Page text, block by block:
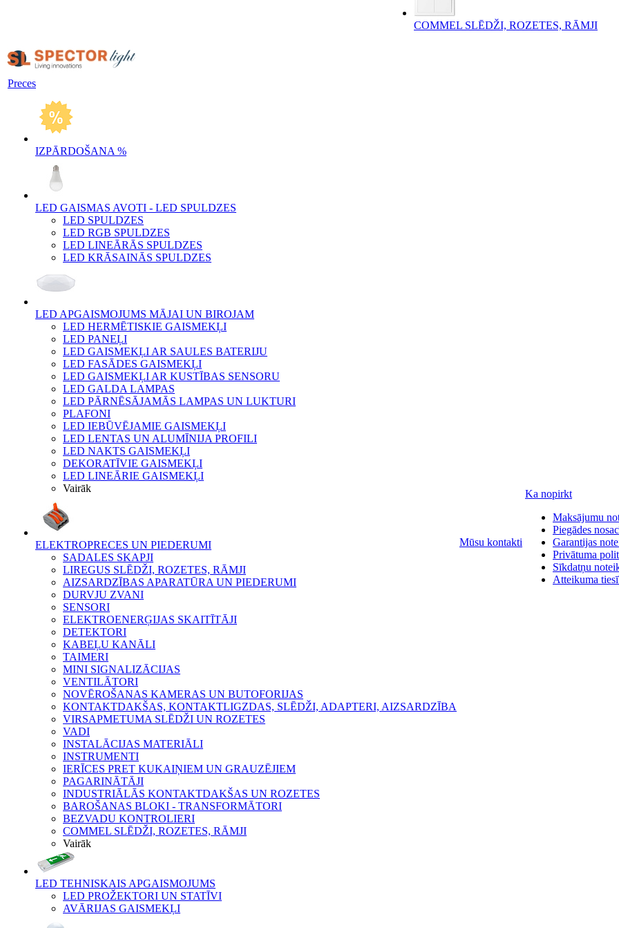
COMMEL SLĒDŽI, ROZETES, RĀMJI
Preces
IZPĀRDOŠANA %
LED GAISMAS AVOTI - LED SPULDZES
LED SPULDZES
LED RGB SPULDZES
LED LINEĀRĀS SPULDZES
LED KRĀSAINĀS SPULDZES
LED APGAISMOJUMS MĀJAI UN BIROJAM
LED HERMĒTISKIE GAISMEKĻI
LED PANEĻI
LED GAISMEKĻI AR SAULES BATERIJU
LED FASĀDES GAISMEKĻI
LED GAISMEKĻI AR KUSTĪBAS SENSORU
LED GALDA LAMPAS
LED PĀRNĒSĀJAMĀS LAMPAS UN LUKTURI
PLAFONI
LED IEBŪVĒJAMIE GAISMEKĻI
LED LENTAS UN ALUMĪNIJA PROFILI
LED NAKTS GAISMEKĻI
DEKORATĪVIE GAISMEKĻI
LED LINEĀRIE GAISMEKĻI
Vairāk
ELEKTROPRECES UN PIEDERUMI
SADALES SKAPJI
LIREGUS SLĒDŽI, ROZETES, RĀMJI
AIZSARDZĪBAS APARATŪRA UN PIEDERUMI
DURVJU ZVANI
SENSORI
ELEKTROENERĢIJAS SKAITĪTĀJI
DETEKTORI
KABEĻU KANĀLI
TAIMERI
MINI SIGNALIZĀCIJAS
VENTILĀTORI
NOVĒROŠANAS KAMERAS UN BUTOFORIJAS
KONTAKTDAKŠAS, KONTAKTLIGZDAS, SLĒDŽI, ADAPTERI, AIZSARDZĪBA
VIRSAPMETUMA SLĒDŽI UN ROZETES
VADI
INSTALĀCIJAS MATERIĀLI
INSTRUMENTI
IERĪCES PRET KUKAIŅIEM UN GRAUZĒJIEM
PAGARINĀTĀJI
INDUSTRIĀLĀS KONTAKTDAKŠAS UN ROZETES
BAROŠANAS BLOKI - TRANSFORMĀTORI
BEZVADU KONTROLIERI
COMMEL SLĒDŽI, ROZETES, RĀMJI
Vairāk
LED TEHNISKAIS APGAISMOJUMS
LED PROŽEKTORI UN STATĪVI
AVĀRIJAS GAISMEKĻI
Mūsu kontakti
Ka nopirkt
Maksājumu
Piegādes
Garantijas
Privātuma
Sīkdatņu
Atteikuma